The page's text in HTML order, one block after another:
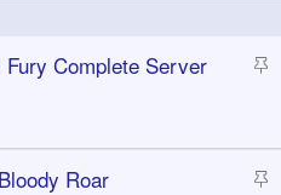
S
c
k
Complete Server
S
Roar